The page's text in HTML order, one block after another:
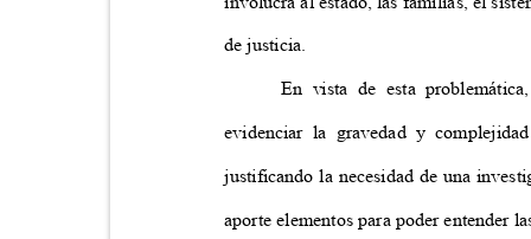
de justicia.
En vista de esta
evidenciar la gravedad y
justificando la necesidad de una
aporte elementos para poder entender